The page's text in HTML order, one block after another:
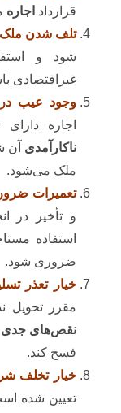
قرارداد اجاره
تلف شدن
شود و
غیراقتصادی
وجود عیب
اجاره
ناکارآمدی آن
ملک می‌شود.
تعمیرات
و تأخیر در
استفاده
ضروری شود.
خیار تعذر
مقرر تحویل
نقص‌های جدی
فسخ کند.
خیار تخلف
تعیین شده